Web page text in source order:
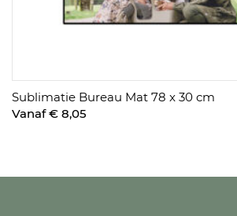
Sublimatie Bureau Mat 78 x 30 cm
Vanaf € 8,05